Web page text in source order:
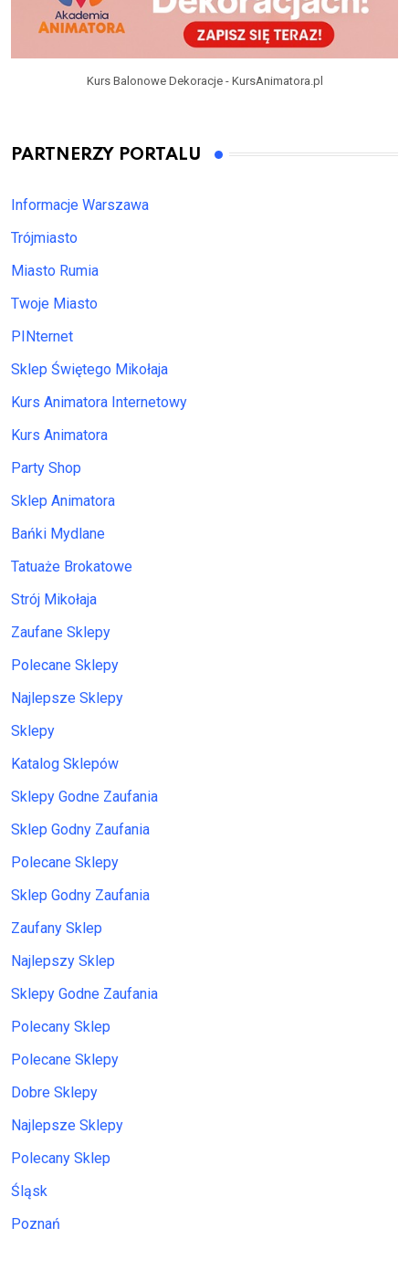
Kurs Balonowe Dekoracje - KursAnimatora.pl
PARTNERZY PORTALU
Informacje Warszawa
Trójmiasto
Miasto Rumia
Twoje Miasto
PINternet
Sklep Świętego Mikołaja
Kurs Animatora Internetowy
Kurs Animatora
Party Shop
Sklep Animatora
Bańki Mydlane
Tatuaże Brokatowe
Strój Mikołaja
Zaufane Sklepy
Polecane Sklepy
Najlepsze Sklepy
Sklepy
Katalog Sklepów
Sklepy Godne Zaufania
Sklep Godny Zaufania
Polecane Sklepy
Sklep Godny Zaufania
Zaufany Sklep
Najlepszy Sklep
Sklepy Godne Zaufania
Polecany Sklep
Polecane Sklepy
Dobre Sklepy
Najlepsze Sklepy
Polecany Sklep
Śląsk
Poznań